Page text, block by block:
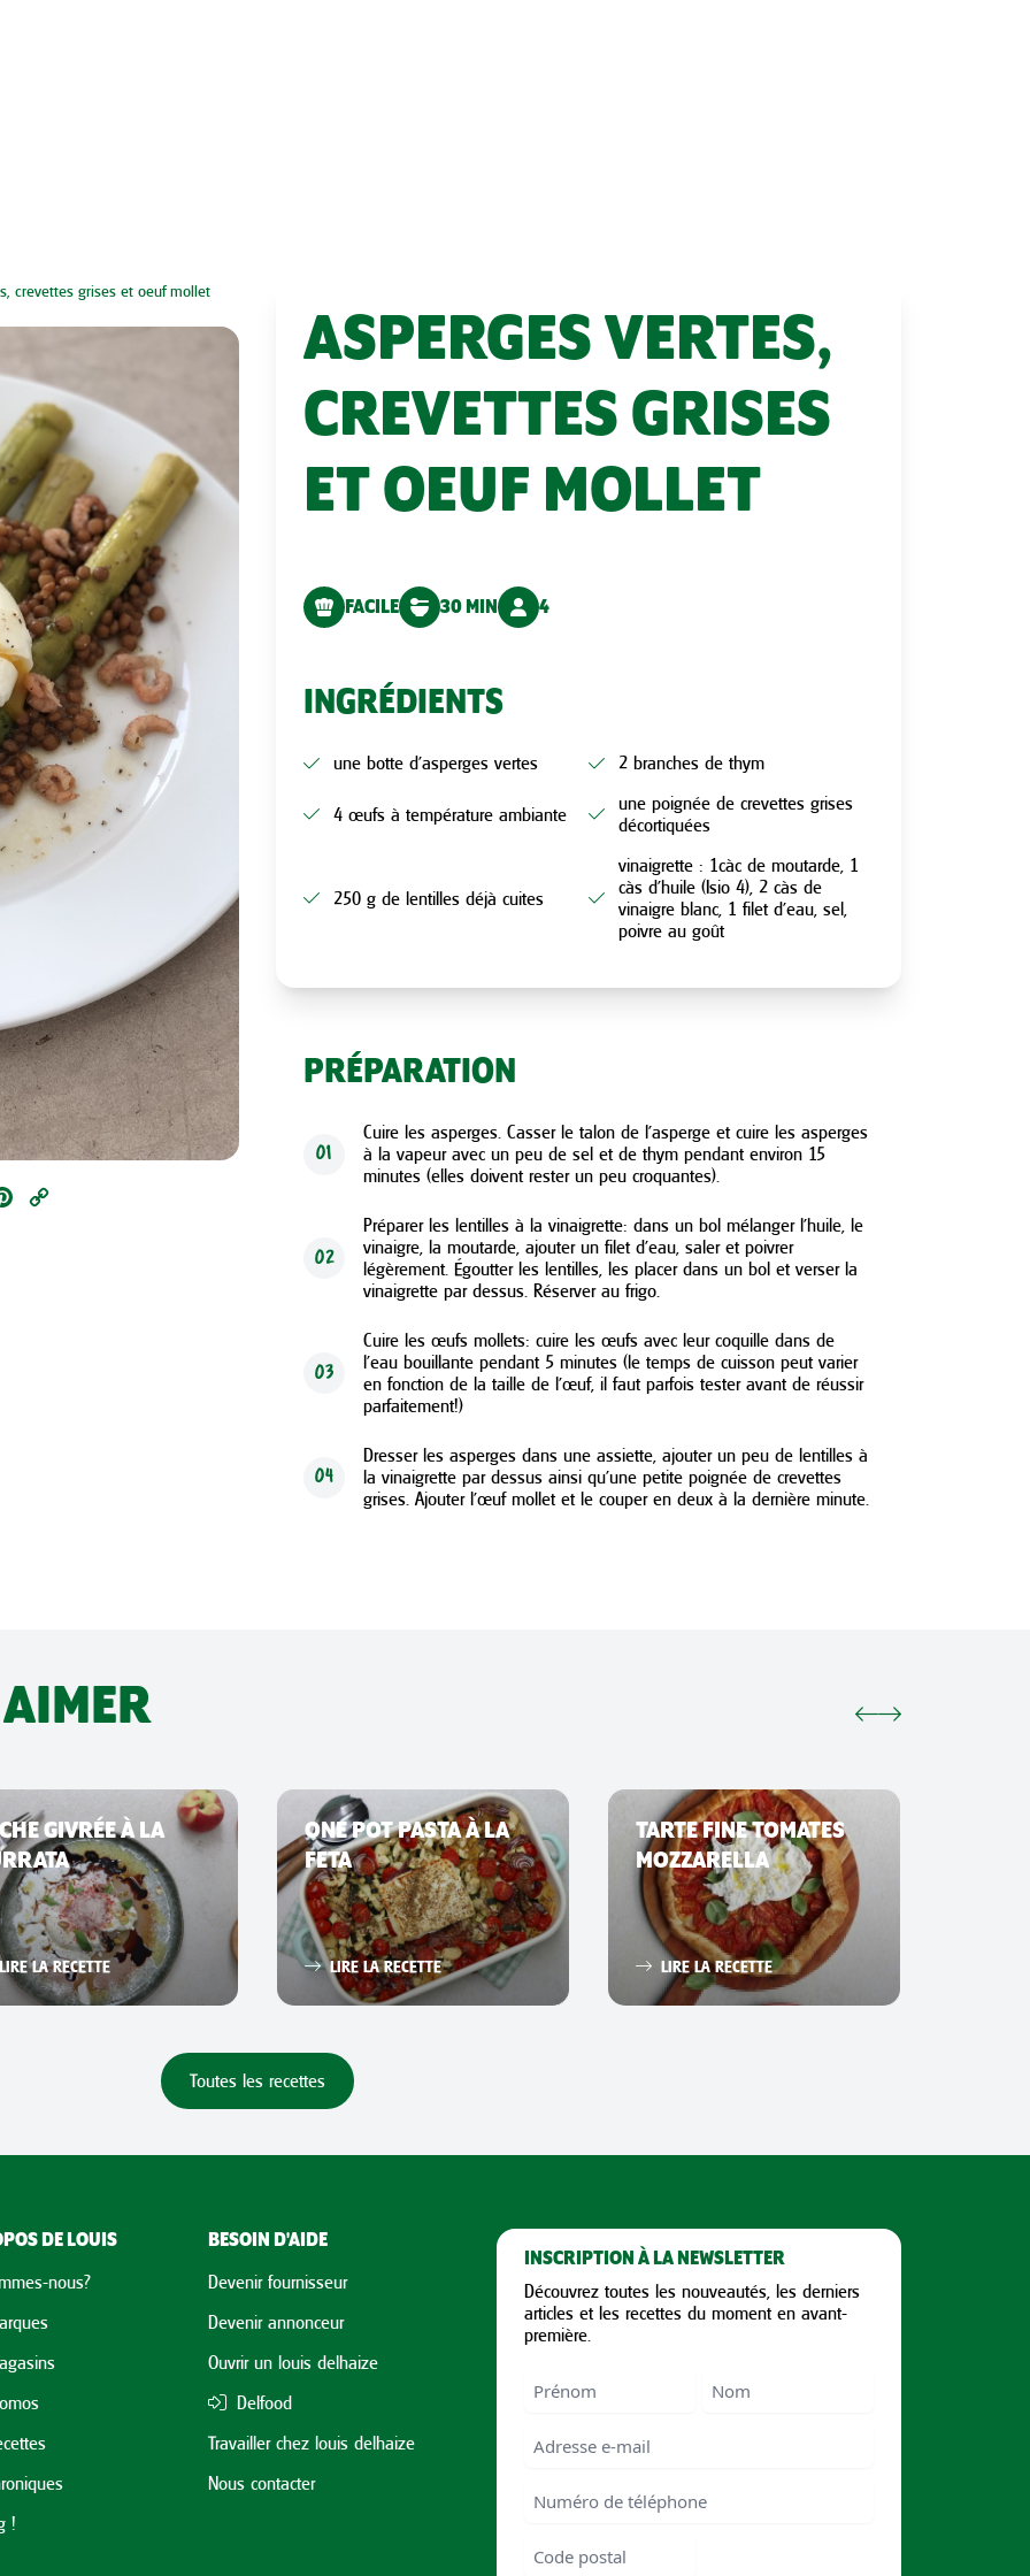
crevettes grises et oeuf mollet
Pinterest
ASPERGES VERTES,
CREVETTES GRISES
ET OEUF MOLLET
FACILE 30 MIN 4
INGRÉDIENTS
une botte d’asperges vertes 2 branches de thym
4 œufs à température ambiante
une poignée de crevettes grises
décortiquées
250 g de lentilles déjà cuites
vinaigrette : 1càc de moutarde, 1
càs d’huile (Isio 4), 2 càs de
vinaigre blanc, 1 filet d’eau, sel,
poivre au goût
PRÉPARATION
01
Cuire les asperges. Casser le talon de l’asperge et cuire les asperges
à la vapeur avec un peu de sel et de thym pendant environ 15
minutes (elles doivent rester un peu croquantes).
02
Préparer les lentilles à la vinaigrette: dans un bol mélanger l’huile, le
vinaigre, la moutarde, ajouter un filet d’eau, saler et poivrer
légèrement. Égoutter les lentilles, les placer dans un bol et verser la
vinaigrette par dessus. Réserver au frigo.
03
Cuire les œufs mollets: cuire les œufs avec leur coquille dans de
l’eau bouillante pendant 5 minutes (le temps de cuisson peut varier
en fonction de la taille de l’œuf, il faut parfois tester avant de réussir
parfaitement!)
04
Dresser les asperges dans une assiette, ajouter un peu de lentilles à
la vinaigrette par dessus ainsi qu’une petite poignée de crevettes
grises. Ajouter l’œuf mollet et le couper en deux à la dernière minute.
GIVRÉE À LA
LIRE LA RECETTE
ONE POT PASTA À LA
FETA
LIRE LA RECETTE
TARTE FINE TOMATES
MOZZARELLA
LIRE LA RECETTE
Toutes les recettes
DE LOUIS
nous?
!
BESOIN D'AIDE
Devenir fournisseur
Devenir annonceur
Ouvrir un louis delhaize
Delfood
Travailler chez louis delhaize
Nous contacter
INSCRIPTION À LA NEWSLETTER
Découvrez toutes les nouveautés, les derniers
articles et les recettes du moment en avant-
première.
Nom
Email
Numéro
téléphone
Code